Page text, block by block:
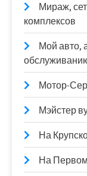
Мираж,
комплексов
Мой авто,
Мотор-
Мэйстер
На
На